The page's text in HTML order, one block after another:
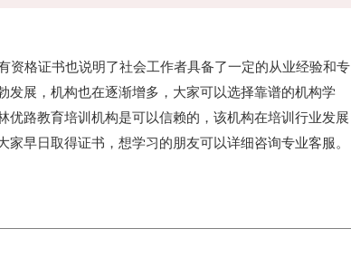
格证书也说明了社会工作者具备了一定的从业经验和专
发展，机构也在逐渐增多，大家可以选择靠谱的机构学
路教育培训机构是可以信赖的，该机构在培训行业发展
早日取得证书，想学习的朋友可以详细咨询专业客服。